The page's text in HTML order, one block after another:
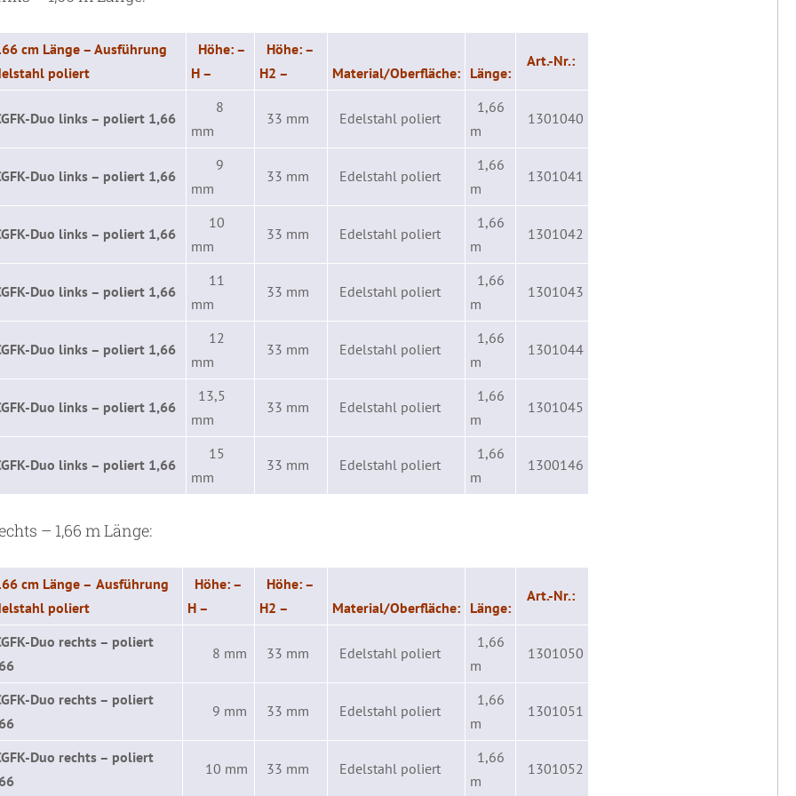
cm Länge – Ausführung
poliert
Höhe: –
H –
Höhe: –
H2 –
Material/Oberfläche: Länge:
Art.-Nr.:
Duo links – poliert 1,66
8
mm
33 mm Edelstahl poliert
1,66
m
1301040
Duo links – poliert 1,66
9
mm
33 mm Edelstahl poliert
1,66
m
1301041
Duo links – poliert 1,66
10
mm
33 mm Edelstahl poliert
1,66
m
1301042
Duo links – poliert 1,66
11
mm
33 mm Edelstahl poliert
1,66
m
1301043
Duo links – poliert 1,66
12
mm
33 mm Edelstahl poliert
1,66
m
1301044
Duo links – poliert 1,66
13,5
mm
33 mm Edelstahl poliert
1,66
m
1301045
Duo links – poliert 1,66
15
mm
33 mm Edelstahl poliert
1,66
m
1300146
– 1,66 m Länge:
cm Länge – Ausführung
poliert
Höhe: –
H –
Höhe: –
H2 –
Material/Oberfläche: Länge:
Art.-Nr.:
Duo rechts – poliert
8 mm 33 mm Edelstahl poliert
1,66
m
1301050
Duo rechts – poliert
9 mm 33 mm Edelstahl poliert
1,66
m
1301051
Duo rechts – poliert
10 mm 33 mm Edelstahl poliert
1,66
m
1301052